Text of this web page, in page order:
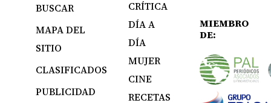
BUSCAR
MAPA DEL
SITIO
CLASIFICADOS
PUBLICIDAD
CRÍTICA
DÍA A
DÍA
MUJER
CINE
RECETAS
MIEMBRO
DE: